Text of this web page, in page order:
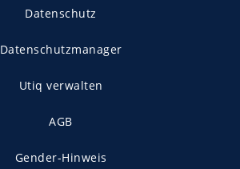
Datenschutz
Datenschutzmanager
Utiq verwalten
AGB
Gender-Hinweis